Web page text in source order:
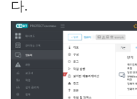
다.